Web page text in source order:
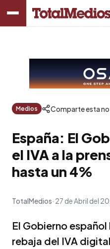
Medios Comparte esta
España: El
el IVA a la
hasta un 4%
TotalMedios 27 de Abril del
El Gobierno
rebaja del IVA